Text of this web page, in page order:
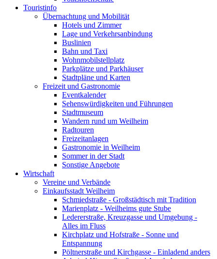
Touristinfo
Übernachtung und Mobilität
Hotels und Zimmer
Lage und Verkehrsanbindung
Buslinien
Bahn und Taxi
Wohnmobilstellplatz
Parkplätze und Parkhäuser
Stadtpläne und Karten
Freizeit und Gastronomie
Eventkalender
Sehenswürdigkeiten und Führungen
Stadtmuseum
Wandern rund um Weilheim
Radtouren
Freizeitanlagen
Gastronomie in Weilheim
Sommer in der Stadt
Sonstige Angebote
Wirtschaft
Vereine und Verbände
Einkaufsstadt Weilheim
Schmiedstraße - Großstädtisch mit Tradition
Marienplatz - Weilheims gute Stube
Ledererstraße, Kreuzgasse und Umgebung -
Alles im Fluss
Kirchplatz und Hofstraße - Sonne und
Entspannung
Pöltnerstraße und Kirchgasse - Einladend anders